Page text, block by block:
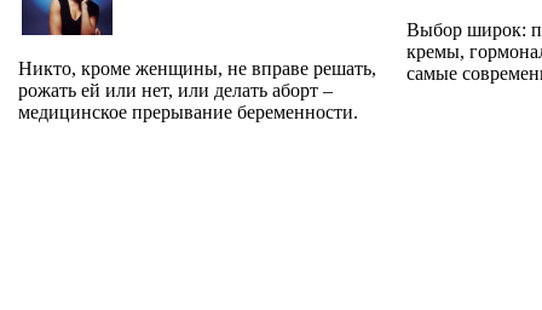
Никто, кроме женщины, не вправе решать,
рожать ей или нет, или делать аборт –
медицинское прерывание беременности.
Выбор широк:
кремы,
самые